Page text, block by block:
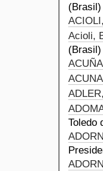
(Brasil)
Acioli,
(Brasil)
Toledo